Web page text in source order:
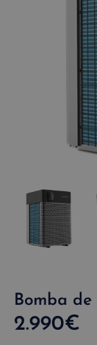
Bomba
2.990€